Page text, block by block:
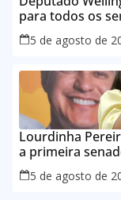
para todos os
Maranhão
5 de agosto de
Lourdinha
a primeira
5 de agosto de